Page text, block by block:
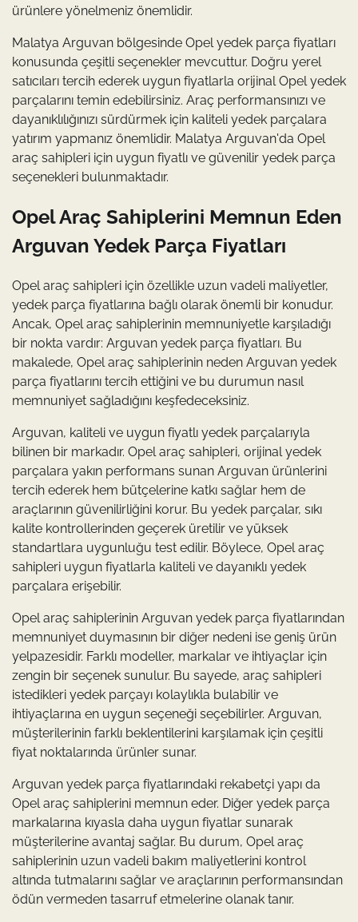
ürünlere yönelmeniz önemlidir.
Malatya Arguvan bölgesinde Opel yedek parça fiyatları
konusunda çeşitli seçenekler mevcuttur. Doğru yerel
satıcıları tercih ederek uygun fiyatlarla orijinal Opel yedek
parçalarını temin edebilirsiniz. Araç performansınızı ve
dayanıklılığınızı sürdürmek için kaliteli yedek parçalara
yatırım yapmanız önemlidir. Malatya Arguvan'da Opel
araç sahipleri için uygun fiyatlı ve güvenilir yedek parça
seçenekleri bulunmaktadır.
Opel Araç Sahiplerini Memnun Eden
Arguvan Yedek Parça Fiyatları
Opel araç sahipleri için özellikle uzun vadeli maliyetler,
yedek parça fiyatlarına bağlı olarak önemli bir konudur.
Ancak, Opel araç sahiplerinin memnuniyetle karşıladığı
bir nokta vardır: Arguvan yedek parça fiyatları. Bu
makalede, Opel araç sahiplerinin neden Arguvan yedek
parça fiyatlarını tercih ettiğini ve bu durumun nasıl
memnuniyet sağladığını keşfedeceksiniz.
Arguvan, kaliteli ve uygun fiyatlı yedek parçalarıyla
bilinen bir markadır. Opel araç sahipleri, orijinal yedek
parçalara yakın performans sunan Arguvan ürünlerini
tercih ederek hem bütçelerine katkı sağlar hem de
araçlarının güvenilirliğini korur. Bu yedek parçalar, sıkı
kalite kontrollerinden geçerek üretilir ve yüksek
standartlara uygunluğu test edilir. Böylece, Opel araç
sahipleri uygun fiyatlarla kaliteli ve dayanıklı yedek
parçalara erişebilir.
Opel araç sahiplerinin Arguvan yedek parça fiyatlarından
memnuniyet duymasının bir diğer nedeni ise geniş ürün
yelpazesidir. Farklı modeller, markalar ve ihtiyaçlar için
zengin bir seçenek sunulur. Bu sayede, araç sahipleri
istedikleri yedek parçayı kolaylıkla bulabilir ve
ihtiyaçlarına en uygun seçeneği seçebilirler. Arguvan,
müşterilerinin farklı beklentilerini karşılamak için çeşitli
fiyat noktalarında ürünler sunar.
Arguvan yedek parça fiyatlarındaki rekabetçi yapı da
Opel araç sahiplerini memnun eder. Diğer yedek parça
markalarına kıyasla daha uygun fiyatlar sunarak
müşterilerine avantaj sağlar. Bu durum, Opel araç
sahiplerinin uzun vadeli bakım maliyetlerini kontrol
altında tutmalarını sağlar ve araçlarının performansından
ödün vermeden tasarruf etmelerine olanak tanır.